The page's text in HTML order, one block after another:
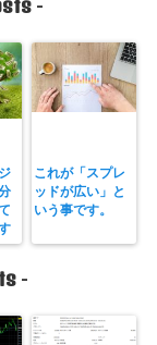
-
これが「スプレ
ッドが広い」と
いう事です。
-